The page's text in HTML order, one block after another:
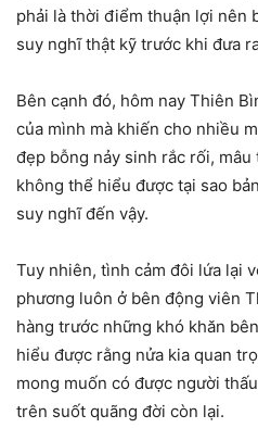
phải là thời điểm thuận lợi nên
suy nghĩ thật kỹ trước khi đưa
Bên cạnh đó, hôm nay Thiên
của mình mà khiến cho nhiều
đẹp bỗng nảy sinh rắc rối,
không thể hiểu được tại sao
suy nghĩ đến vậy.
Tuy nhiên, tình cảm đôi lứa lại
phương luôn ở bên động viên
hàng trước những khó khăn
hiểu được rằng nửa kia quan
mong muốn có được người
trên suốt quãng đời còn lại.